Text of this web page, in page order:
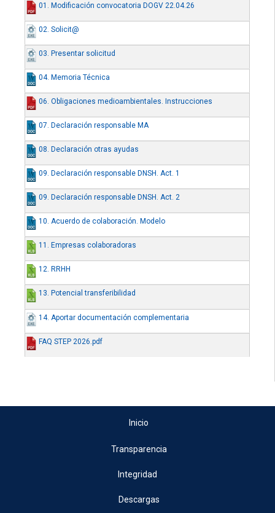
01. Modificación convocatoria DOGV 22.04.26
02. Solicit@
03. Presentar solicitud
04. Memoria Técnica
06. Obligaciones medioambientales. Instrucciones
07. Declaración responsable MA
08. Declaración otras ayudas
09. Declaración responsable DNSH. Act. 1
09. Declaración responsable DNSH. Act. 2
10. Acuerdo de colaboración. Modelo
11. Empresas colaboradoras
12. RRHH
13. Potencial transferibilidad
14. Aportar documentación complementaria
FAQ STEP 2026.pdf
Inicio
Transparencia
Integridad
Descargas